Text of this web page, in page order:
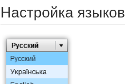
Настройка языков